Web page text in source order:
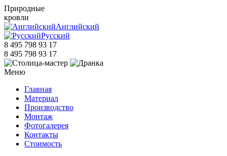
Природные
кровли
Английский
Русский
8 495 798 93 17
8 495 798 93 17
Меню
Главная
Материал
Производство
Монтаж
Фотогалерея
Контакты
Стоимость